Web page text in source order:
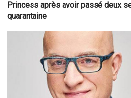
Princess après avoir passé deux
quarantaine